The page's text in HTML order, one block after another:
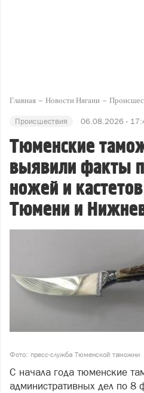
Главная Новости Нягани
Происшествия 06.08.2026 -
Тюменские
выявили факты
ножей и
Тюмени и
Фото: пресс-служба Тюменской таможни
С начала года тюменские
административных дел по